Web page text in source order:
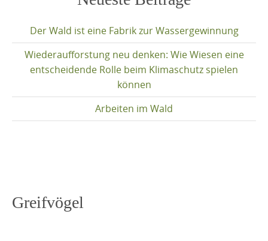
Der Wald ist eine Fabrik zur Wassergewinnung
Wiederaufforstung neu denken: Wie Wiesen eine
entscheidende Rolle beim Klimaschutz spielen
können
Arbeiten im Wald
Greifvögel